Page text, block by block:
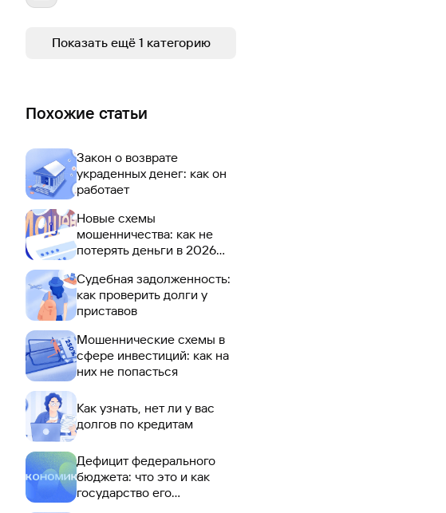
Показать ещё 1 категорию
Похожие статьи
Закон о возврате
украденных денег: как он
работает
Новые схемы
мошенничества: как не
потерять деньги в 2026
Судебная задолженность:
как проверить долги у
приставов
Мошеннические схемы в
сфере инвестиций: как на
них не попасться
Как узнать, нет ли у вас
долгов по кредитам
Дефицит федерального
бюджета: что это и как
государство его